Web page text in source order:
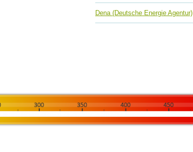
Dena (Deutsche Energie Agentur)